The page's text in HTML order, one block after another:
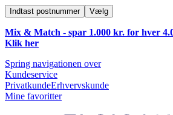
Indtast postnummer Vælg
Mix & Match - spar 1.000 kr. for hver
Klik her
Spring navigationen over
Kundeservice
PrivatkundeErhvervskunde
Mine favoritter